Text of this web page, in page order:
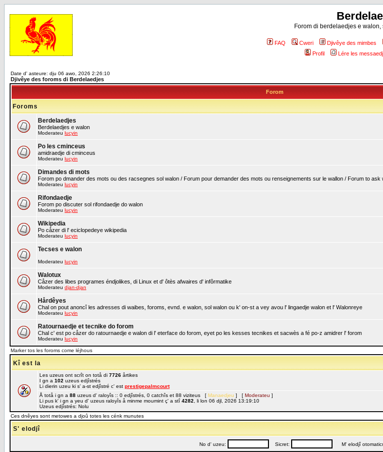
Forom di berdelaedjes e walon,
FAQ Cweri Djivêye des mimbes
Profil
Lére les
Date d' asteure: dju 06 awo, 2026 2:26:10
Djivêye des foroms di Berdelaedjes
Forom
Foroms
Berdelaedjes
Berdelaedjes e walon
Moderateu lucyin
Po les cminceus
amidraedje di cminceus
Moderateu lucyin
Dimandes di mots
Forom po dmander des mots ou des racsegnes sol walon / Forum pour demander des mots ou renseignements sur le wallon / Forum to ask
Moderateu lucyin
Rifondaedje
Forom po discuter sol rifondaedje do walon
Moderateu lucyin
Wikipedia
Po cåzer di l' eciclopedeye wikipedia
Moderateu lucyin
Tecses e walon
Moderateu lucyin
Walotux
Cåzer des libes programes éndjolikes, di Linux et d' ôtès afwaires d' infôrmatike
Moderateu djan-djan
Hårdêyes
Chal on pout anoncî les adresses di waibes, foroms, evnd. e walon, sol walon ou k' on-st a vey avou l' lingaedje walon et l' Walonreye
Moderateu lucyin
Ratournaedje et tecnike do forom
Chal c' est po cåzer do ratournaedje e walon di l' eterface do forom, eyet po les kesses tecnikes et sacwès a fé po-z amidrer l' forom
Moderateu lucyin
Marker tos les foroms come léjhous
Kî est la
Les uzeus ont scrît on totå di 7726 årtikes
I gn a 102 uzeus edjîstrés
Li dierin uzeu ki s' a-st edjîstré c' est prestigepalmcourt
Å totå i gn a 88 uzeus d' raloyîs :: 0 edjîstrés, 0 catchîs et 88 viziteus [ Manaedjeu ] [ Moderateu ]
Li pus k' i gn a yeu d' uzeus raloyîs å minme moumint ç' a stî 4282 , li lon 06 djl, 2026 13:19:10
Uzeus edjîstrés: Nolu
Ces dnêyes sont metowes a djoû totes les cénk munutes
S' elodjî
No d' uzeu: Sicret: M' elodjî